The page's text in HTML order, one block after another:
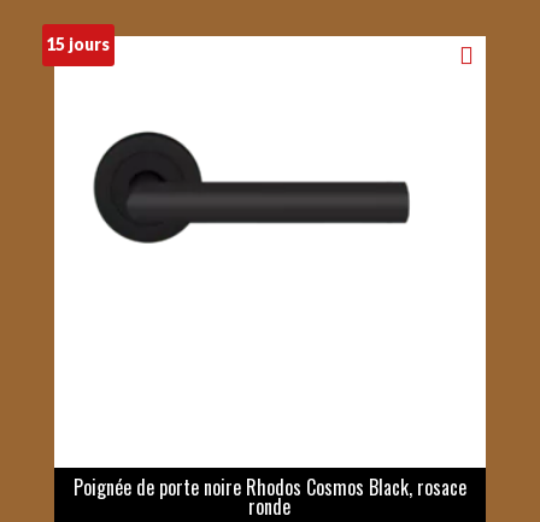
15 jours
Poignée de porte noire Rhodos Cosmos Black, rosace
ronde